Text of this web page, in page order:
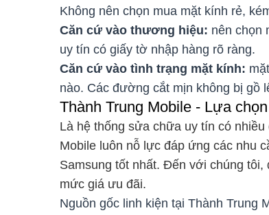
Không nên chọn mua mặt kính rẻ,
Căn cứ vào thương hiệu: nên chọn
uy tín có giấy tờ nhập hàng rõ ràng.
Căn cứ vào tình trạng mặt kính:
nào. Các đường cắt mịn không bị gồ
Thành Trung Mobile - Lựa
Là hệ thống sửa chữa uy tín có
Mobile luôn nỗ lực đáp ứng các nhu
Samsung tốt nhất. Đến với chúng
mức giá ưu đãi.
Nguồn gốc linh kiện tại Thành Trung